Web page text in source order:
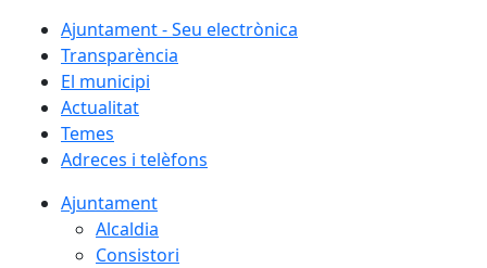
Ajuntament - Seu electrònica
Transparència
El municipi
Actualitat
Temes
Adreces i telèfons
Ajuntament
Alcaldia
Consistori